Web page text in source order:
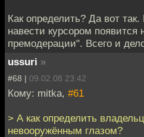
Как определить? Да вот
навести курсором появится
премодерации". Всего и
ussuri »
#68 | 09.02.08 23:42
Кому: mitka, #61
> А как определить
невооружённым глазом?